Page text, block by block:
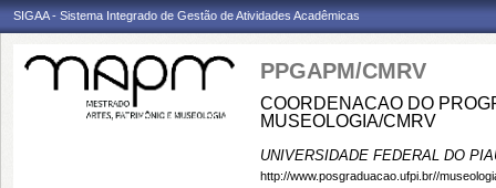
SIGAA - Sistema Integrado de Gestão de Atividades Acadêmicas
PPGAPM/CMRV
COORDENACAO DO
MUSEOLOGIA/CMRV
UNIVERSIDADE FEDERAL DO
http://www.posgraduacao.ufpi.br//